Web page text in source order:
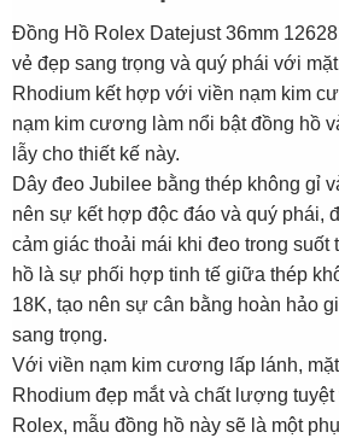
Đồng Hồ Rolex Datejust 36mm
vẻ đẹp sang trọng và quý phái với
Rhodium kết hợp với viền nạm kim
nạm kim cương làm nổi bật đồng hồ
lẫy cho thiết kế này.
Dây đeo Jubilee bằng thép không gỉ
nên sự kết hợp độc đáo và quý phái,
cảm giác thoải mái khi đeo trong suốt
hồ là sự phối hợp tinh tế giữa thép
18K, tạo nên sự cân bằng hoàn hảo
sang trọng.
Với viền nạm kim cương lấp lánh,
Rhodium đẹp mắt và chất lượng
Rolex, mẫu đồng hồ này sẽ là một